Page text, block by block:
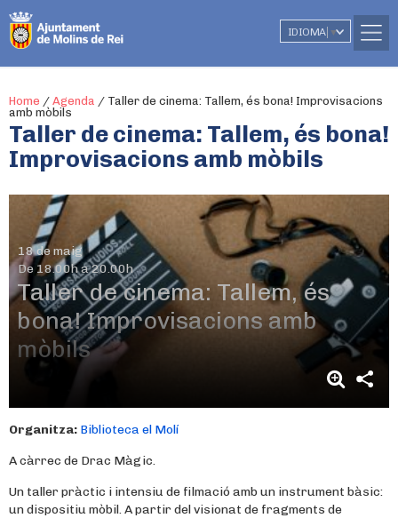
IDIOMA ▼
Home / Agenda / Taller de cinema: Tallem, és bona! Improvisacions
amb mòbils
Taller de cinema: Tallem, és bona!
Improvisacions amb mòbils
18 de maig
De 18.00h a 20.00h
Taller de cinema: Tallem, és
bona! Improvisacions amb
mòbils
Organitza: Biblioteca el Molí
A càrrec de Drac Màgic.
Un taller pràctic i intensiu de filmació amb un instrument bàsic:
un dispositiu mòbil. A partir del visionat de fragments de